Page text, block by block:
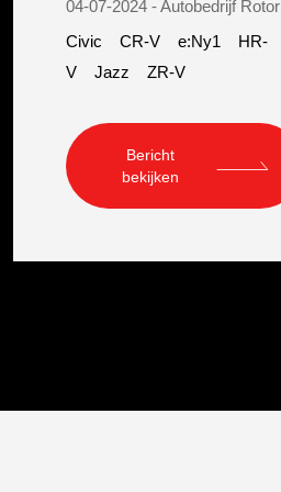
04-07-2024 - Autobedrijf Rotor
Civic
CR-V e:Ny1
HR-
V
Jazz ZR-V
Bericht
bekijken